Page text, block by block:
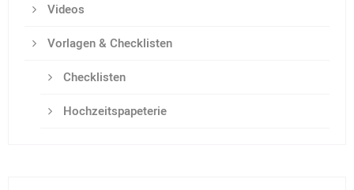
Videos
Vorlagen & Checklisten
Checklisten
Hochzeitspapeterie